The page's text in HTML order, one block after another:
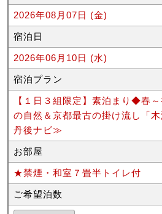
2026年08月07日 (金)
宿泊日
2026年06月10日 (水)
宿泊プラン
【１日３組限定】素泊まり◆春
の自然＆京都最古の掛け流し「
丹後ナビ≫
お部屋
★禁煙・和室７畳半トイレ付
ご希望泊数